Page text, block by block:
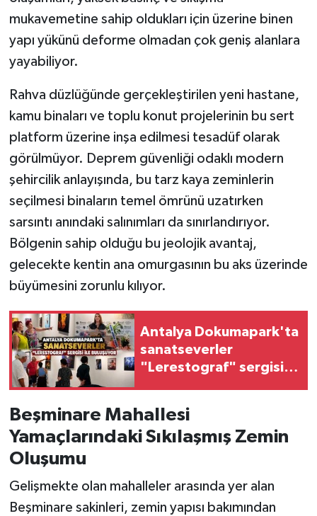
mukavemetine sahip oldukları için üzerine binen
yapı yükünü deforme olmadan çok geniş alanlara
yayabiliyor.
Rahva düzlüğünde gerçekleştirilen yeni hastane,
kamu binaları ve toplu konut projelerinin bu sert
platform üzerine inşa edilmesi tesadüf olarak
görülmüyor. Deprem güvenliği odaklı modern
şehircilik anlayışında, bu tarz kaya zeminlerin
seçilmesi binaların temel ömrünü uzatırken
sarsıntı anındaki salınımları da sınırlandırıyor.
Bölgenin sahip olduğu bu jeolojik avantaj,
gelecekte kentin ana omurgasının bu aks üzerinde
büyümesini zorunlu kılıyor.
Antalya Dokumapark'ta
sanatseverler
"Lerestograf" sergisi
Beşminare Mahallesi
Yamaçlarındaki Sıkılaşmış Zemin
Oluşumu
Gelişmekte olan mahalleler arasında yer alan
Beşminare sakinleri, zemin yapısı bakımından